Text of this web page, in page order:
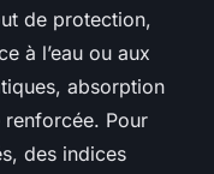
de protection,
à l’eau ou aux
absorption
Pour
des indices